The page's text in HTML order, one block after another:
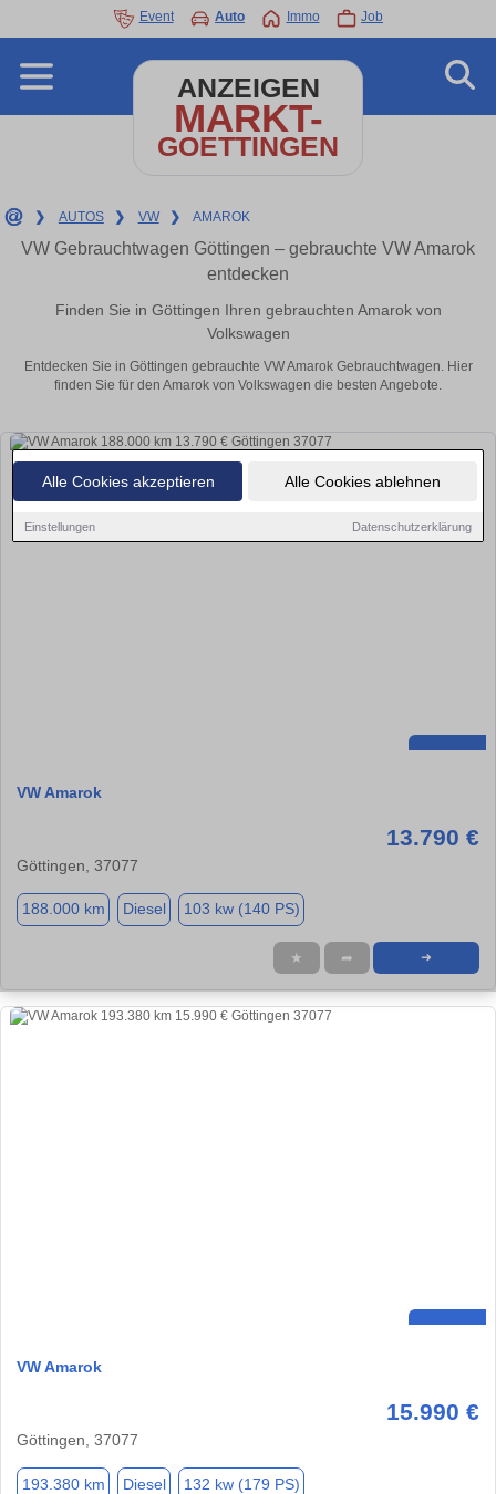
Alle Cookies akzeptieren Alle Cookies ablehnen
Einstellungen Datenschutzerklärung
Event Auto Immo Job
ANZEIGEN
MARKT-
GOETTINGEN
❯ AUTOS ❯ VW ❯ AMAROK
VW Gebrauchtwagen Göttingen – gebrauchte VW Amarok
entdecken
Finden Sie in Göttingen Ihren gebrauchten Amarok von
Volkswagen
Entdecken Sie in Göttingen gebrauchte VW Amarok Gebrauchtwagen. Hier
finden Sie für den Amarok von Volkswagen die besten Angebote.
VW Amarok
13.790 €
Göttingen, 37077
188.000 km Diesel 103 kw (140 PS)
★ ➦ ➜
VW Amarok
15.990 €
Göttingen, 37077
193.380 km Diesel 132 kw (179 PS)